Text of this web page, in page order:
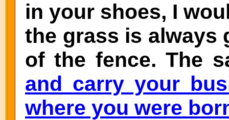
in your shoes, I
the grass is always
of the fence. The
and carry your
where you were